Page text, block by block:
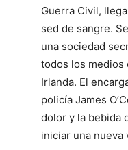
Guerra Civil,
sed de sangre.
una sociedad
todos los medios
Irlanda. El
policía James
dolor y la bebida
iniciar una nueva